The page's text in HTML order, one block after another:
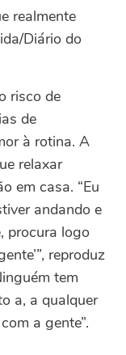
realmente
Diário do
risco de
de
à rotina. A
relaxar
em casa. “Eu
andando e
procura logo
reproduz
tem
a, a qualquer
a gente”.